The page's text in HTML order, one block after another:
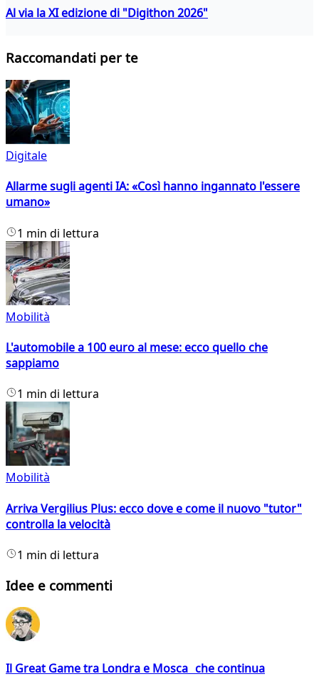
Al via la XI edizione di "Digithon 2026"
Raccomandati per te
Digitale
Allarme sugli agenti IA: «Così hanno ingannato l'essere
umano»
1 min di lettura
Mobilità
L'automobile a 100 euro al mese: ecco quello che
sappiamo
1 min di lettura
Mobilità
Arriva Vergilius Plus: ecco dove e come il nuovo "tutor"
controlla la velocità
1 min di lettura
Idee e commenti
Il Great Game tra Londra e Mosca che continua